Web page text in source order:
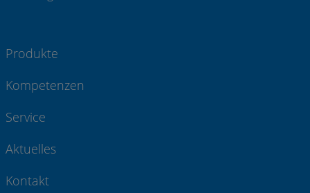
Produkte
Kompetenzen
Service
Aktuelles
Kontakt